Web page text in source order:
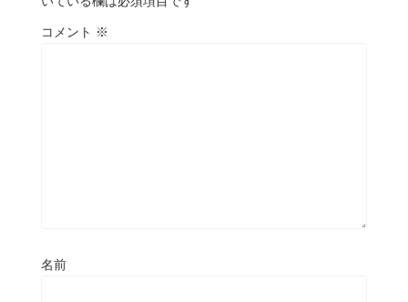
コメント ※
名前